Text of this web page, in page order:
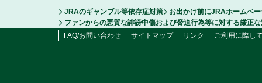
JRAのギャンブル等依存症対策
お出かけ前にJRAホームペ
ファンからの悪質な誹謗中傷および脅迫行為等に対する厳正
FAQ/お問い合わせ
サイトマップ リンク ご利用に際し